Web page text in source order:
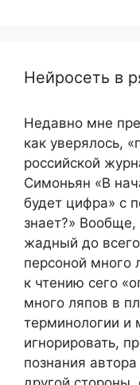
Нейросеть в
Недавно мне
как уверялось,
российской
Симоньян «В
будет цифра» с
знает?»
жадный до
персоной много
к чтению сего
много ляпов в
терминологии и
игнорировать,
познания